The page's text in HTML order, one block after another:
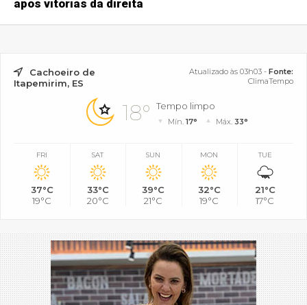
após vitórias da direita
Cachoeiro de
Itapemirim, ES
Atualizado às 03h03 - Fonte:
ClimaTempo
18° Tempo limpo
Mín.17° Máx. 33°
FRI
37°C
19°C
SAT
33°C
20°C
SUN
39°C
21°C
MON
32°C
19°C
TUE
21°C
17°C